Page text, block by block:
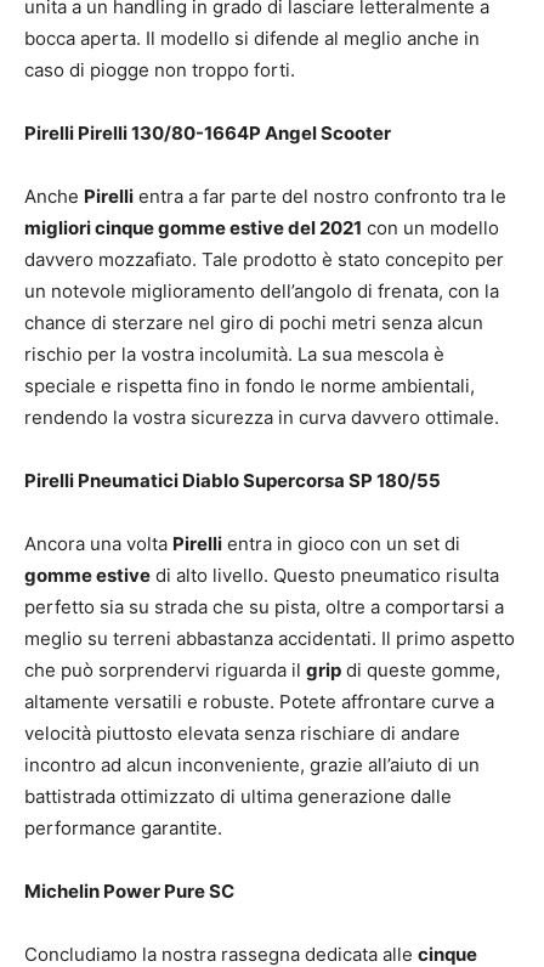
unita a un handling in grado di lasciare letteralmente a
bocca aperta. Il modello si difende al meglio anche in
caso di piogge non troppo forti.
Pirelli Pirelli 130/80-1664P Angel Scooter
Anche Pirelli entra a far parte del nostro confronto tra le
migliori cinque gomme estive del 2021 con un modello
davvero mozzafiato. Tale prodotto è stato concepito per
un notevole miglioramento dell’angolo di frenata, con la
chance di sterzare nel giro di pochi metri senza alcun
rischio per la vostra incolumità. La sua mescola è
speciale e rispetta fino in fondo le norme ambientali,
rendendo la vostra sicurezza in curva davvero ottimale.
Pirelli Pneumatici Diablo Supercorsa SP 180/55
Ancora una volta Pirelli entra in gioco con un set di
gomme estive di alto livello. Questo pneumatico risulta
perfetto sia su strada che su pista, oltre a comportarsi a
meglio su terreni abbastanza accidentati. Il primo aspetto
che può sorprendervi riguarda il grip di queste gomme,
altamente versatili e robuste. Potete affrontare curve a
velocità piuttosto elevata senza rischiare di andare
incontro ad alcun inconveniente, grazie all’aiuto di un
battistrada ottimizzato di ultima generazione dalle
performance garantite.
Michelin Power Pure SC
Concludiamo la nostra rassegna dedicata alle cinque